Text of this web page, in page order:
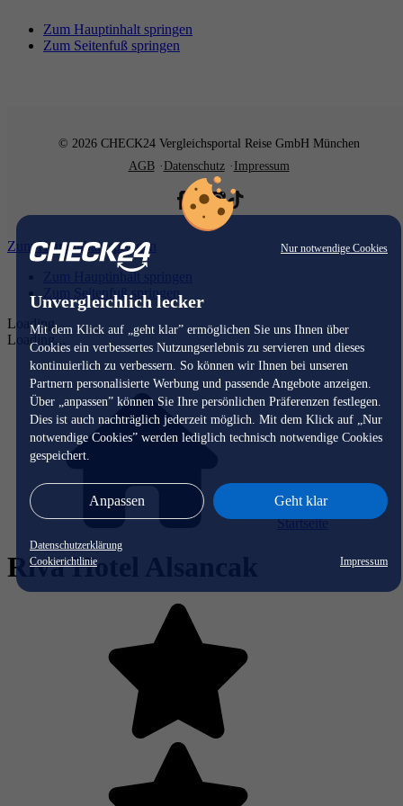
Nur notwendige Cookies
Unvergleichlich lecker
Mit dem Klick auf „geht klar” ermöglichen Sie uns Ihnen über
Cookies ein verbessertes Nutzungserlebnis zu servieren und dieses
kontinuierlich zu verbessern. So können wir Ihnen bei unseren
Partnern personalisierte Werbung und passende Angebote anzeigen.
Über „anpassen” können Sie Ihre persönlichen Präferenzen festlegen.
Dies ist auch nachträglich jederzeit möglich. Mit dem Klick auf „Nur
notwendige Cookies” werden lediglich technisch notwendige Cookies
gespeichert.
Anpassen Geht klar
Datenschutzerklärung
Cookierichtlinie
Impressum
Zum Hauptinhalt springen
Zum Seitenfuß springen
© 2026 CHECK24 Vergleichsportal Reise GmbH München
AGB
Datenschutz Impressum
Zum Hauptinhalt springen
Zum Hauptinhalt springen
Zum Seitenfuß springen
Loading...
Loading...
Startseite
Riva Hotel Alsancak